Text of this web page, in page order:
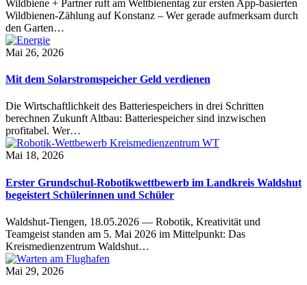
Wildbiene + Partner ruft am Weltbienentag zur ersten App-basierten
Wildbienen-Zählung auf Konstanz – Wer gerade aufmerksam durch
den Garten…
Mai 26, 2026
Mit dem Solarstromspeicher Geld verdienen
Die Wirtschaftlichkeit des Batteriespeichers in drei Schritten
berechnen Zukunft Altbau: Batteriespeicher sind inzwischen
profitabel. Wer…
Mai 18, 2026
Erster Grundschul-Robotikwettbewerb im Landkreis Waldshut
begeistert Schülerinnen und Schüler
Waldshut-Tiengen, 18.05.2026 — Robotik, Kreativität und
Teamgeist standen am 5. Mai 2026 im Mittelpunkt: Das
Kreismedienzentrum Waldshut…
Mai 29, 2026